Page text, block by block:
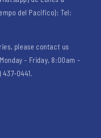
del Pacifico): Tel:
please contact us
- Friday, 8:00am -
0441.